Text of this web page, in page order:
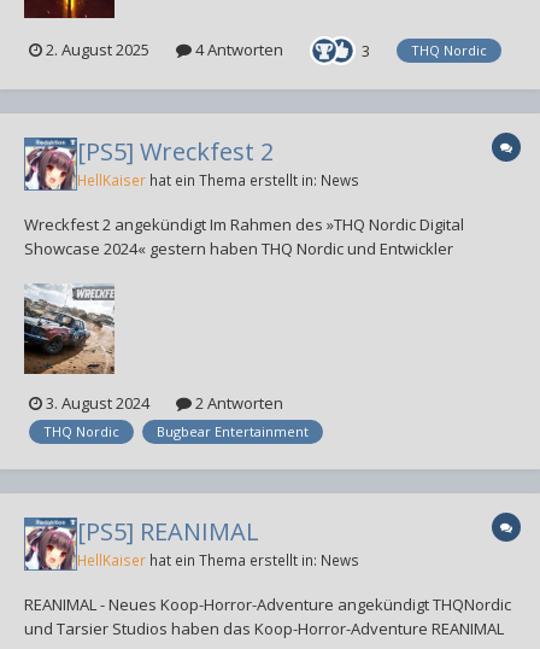
2. August 2025 4 Antworten 3 THQ Nordic
[PS5] Wreckfest 2
HellKaiser hat ein Thema erstellt in: News
Wreckfest 2 angekündigt Im Rahmen des »THQ Nordic Digital
Showcase 2024« gestern haben THQ Nordic und Entwickler
und PC-Steam angekündigt. Einen Erscheinungstermin gibt es noch
nicht. Man...
3. August 2024 2 Antworten
THQ Nordic Bugbear Entertainment
[PS5] REANIMAL
HellKaiser hat ein Thema erstellt in: News
REANIMAL - Neues Koop-Horror-Adventure angekündigt THQNordic
und Tarsier Studios haben das Koop-Horror-Adventure REANIMAL